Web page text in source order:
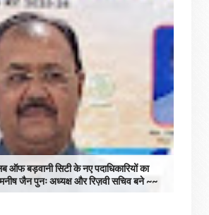
ऑफ बड़वानी सिटी के नए पदाधिकारियों का
जैन पुनः अध्यक्ष और रिज़वी सचिव बने ~~